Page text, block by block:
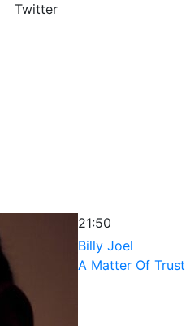
Twitter
21:50
Billy Joel
A Matter Of Trust